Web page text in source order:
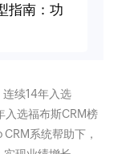
指南：功
续14年入选
入选福布斯CRM榜
系统帮助下，